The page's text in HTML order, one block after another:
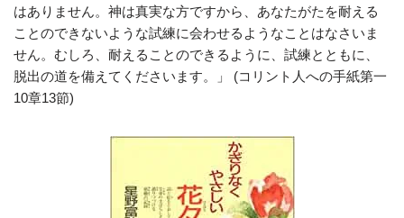
はありません。神は真実な方ですから、あなたがたを耐える
ことのできないような試練に会わせるようなことはなさいま
せん。むしろ、耐えることのできるように、試練とともに、
脱出の道を備えてくださいます。」 (コリント人への手紙第一
10章13節)